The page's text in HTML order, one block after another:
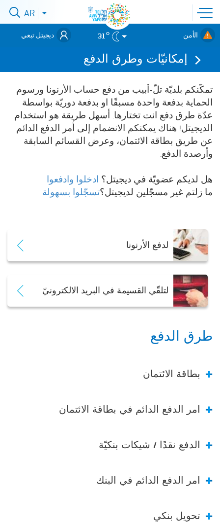
افتح
قائمة
الموقع
לאתר עיריית
תל-אביב
افتح
قائمة
اللغات
AR
الأمن 31° ديجيتل تبعي
إمكانيّات وطرق الدفع
تمكّنكم بلديّة تلّ-أبيب من دفع حساب الأرنونا ورسوم
الحماية بدفعة واحدة مسبقًا او بدفعة دوريّة بواسطة
عدّة طرق دفع انت تختارها. أسهل طريقة هو استخدام
الديجيتل! هناك يمكنكم الانضمام إلى أمر الدفع الدائم
عن طريق بطاقة الائتمان، وعرض القسائم السابقة
وأرصدة الدفع.
هل لديكم عضويّة في ديجيتل؟ ادخلوا وادفعوا
ما زلتم غير مسجّلين لديجيتل؟تسجّلوا بسهولة
لدفع الأرنونا
لتلقّي القسيمة في البريد الالكترونيّ
طرق الدفع
بطاقة الائتمان
أمر الدفع الدائم في بطاقة الائتمان
ألدفع نقدًا / شيكات بنكيّة
أمر الدفع الدائم في البنك
تحويل بنكي